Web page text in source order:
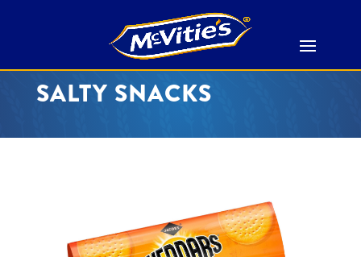
SALTY SNACKS